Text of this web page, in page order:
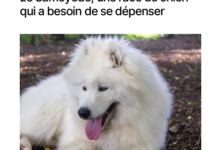
qui a besoin de se dépenser